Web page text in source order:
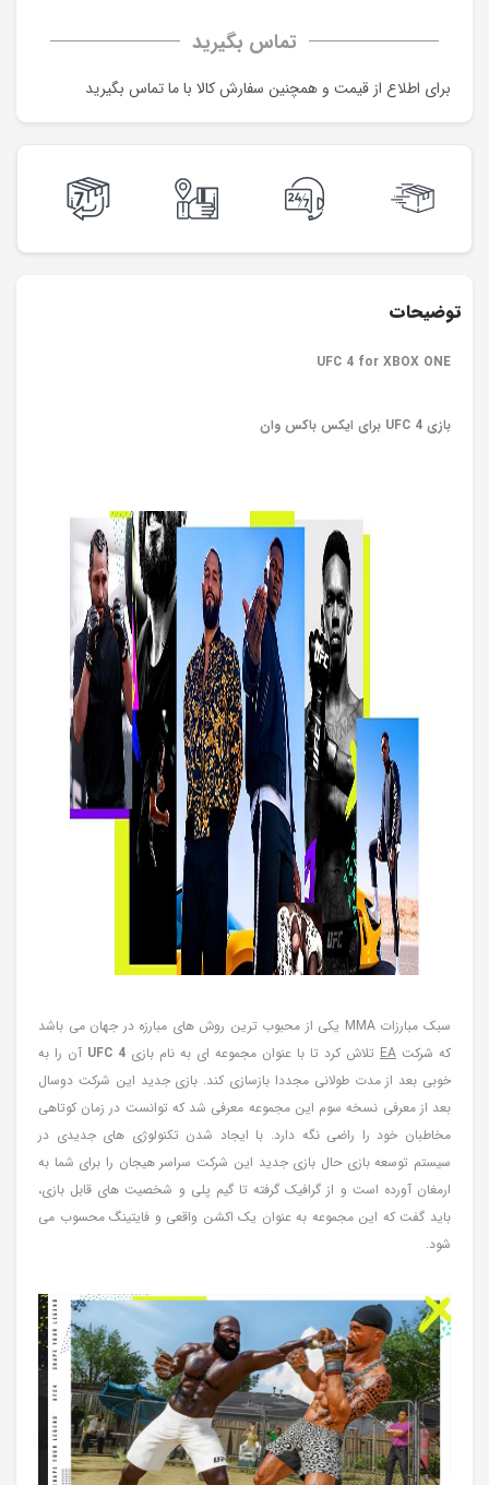
تماس بگیرید
برای اطلاع از قیمت و همچنین سفارش کالا با ما تماس بگیرید
توضیحات
UFC 4 for XBOX ONE
بازی UFC 4 برای ایکس باکس وان
سبک مبارزات MMA یکی از محبوب ترین روش های مبارزه در جهان می باشد
که شرکت EA تلاش کرد تا با عنوان مجموعه ای به نام بازی UFC 4 آن را به
خوبی بعد از مدت طولانی مجددا بازسازی کند. بازی جدید این شرکت دوسال
بعد از معرفی نسخه سوم این مجموعه معرفی شد که توانست در زمان کوتاهی
مخاطبان خود را راضی نگه دارد. با ایجاد شدن تکنولوژی های جدیدی در
سیستم توسعه بازی حال بازی جدید این شرکت سراسر هیجان را برای شما به
ارمغان آورده است و از گرافیک گرفته تا گیم پلی و شخصیت های قابل بازی،
باید گفت که این مجموعه به عنوان یک اکشن واقعی و فایتینگ محسوب می
شود.